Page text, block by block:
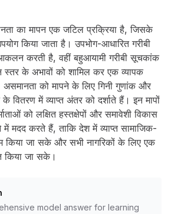
का मापन एक जटिल प्रक्रिया है, जिसके
किया जाता है। उपभोग-आधारित गरीबी
आकलन करती है, वहीं बहुआयामी गरीबी सूचकांक
स्तर के अभावों को शामिल कर एक व्यापक
को मापने के लिए गिनी गुणांक और
में व्याप्त अंतर को दर्शाते हैं। इन मापों
को लक्षित हस्तक्षेपों और समावेशी विकास
में मदद करते हैं, ताकि देश में व्याप्त सामाजिक-
किया जा सके और सभी नागरिकों के लिए एक
किया जा सके।
model answer for learning